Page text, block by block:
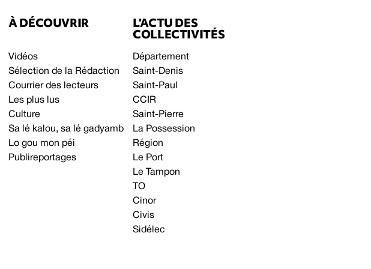
À DÉCOUVRIR
Vidéos
Sélection de la Rédaction
Courrier des lecteurs
Les plus lus
Culture
Sa lé kalou, sa lé gadyamb
Lo gou mon péi
Publireportages
L’ACTU DES
COLLECTIVITÉS
Département
Saint-Denis
Saint-Paul
CCIR
Saint-Pierre
La Possession
Région
Le Port
Le Tampon
TO
Cinor
Civis
Sidélec